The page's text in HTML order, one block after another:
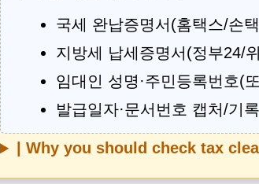
국세 완납증명서(홈택스/손
지방세 납세증명서(정부24/
임대인 성명·주민등록번호(
발급일자·문서번호 캡처/기록
| Why you should check tax